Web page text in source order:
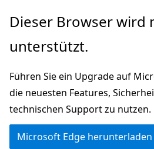
Zu
wechseln
Dieser Browser wird
unterstützt.
Führen Sie ein Upgrade auf
die neuesten Features,
technischen Support zu nutzen.
Microsoft Edge herunterladen